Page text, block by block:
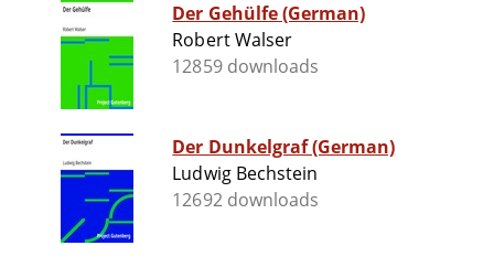
Der Gehülfe (German)
Robert Walser
12859 downloads
Der Dunkelgraf (German)
Ludwig Bechstein
12692 downloads